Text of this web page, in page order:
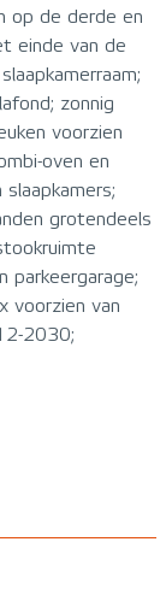
op de derde en
einde van de
zonnig
voorzien
oven en
grotendeels
parkeergarage;
voorzien van
2030;